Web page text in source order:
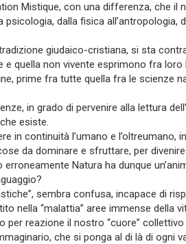
Mistique, con una differenza, che il
dalla fisica all’antropologia,
giudaico-cristiana, si sta
quella non vivente esprimono fra loro
prime fra tutte quella fra le scienze
in grado di pervenire alla lettura
esiste.
in continuità l’umano e l’oltreumano,
da dominare e sfruttare, per
Natura ha dunque
sembra confusa, incapace di
nella “malattia” aree immense della
reazione il nostro “cuore”
che si ponga al di là di ogni